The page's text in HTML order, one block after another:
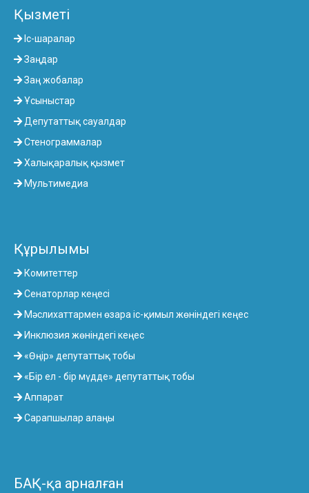
Қызметі
Іс-шаралар
Заңдар
Заң жобалар
Ұсыныстар
Депутаттық сауалдар
Стенограммалар
Халықаралық қызмет
Мультимедиа
Құрылымы
Комитеттер
Сенаторлар кеңесі
Мәслихаттармен өзара іс-қимыл жөніндегі кеңес
Инклюзия жөніндегі кеңес
«Өңір» депутаттық тобы
«Бір ел - бір мүдде» депутаттық тобы
Аппарат
Сарапшылар алаңы
БАҚ-қа арналған